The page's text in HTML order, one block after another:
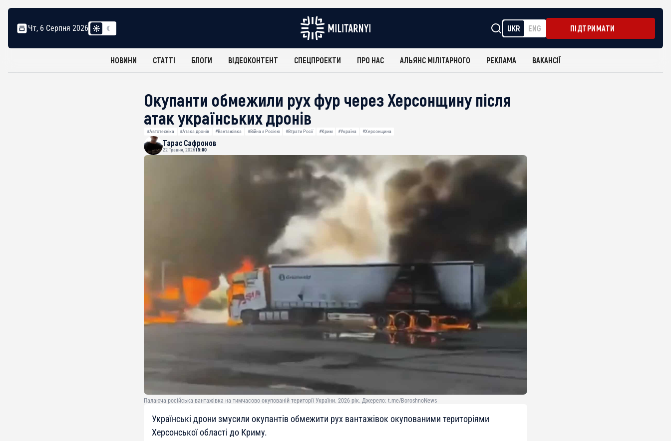
Чт, 6 Серпня 2026 UKR ENG ПІДТРИМАТИ
НОВИНИ СТАТТІ БЛОГИ ВІДЕОКОНТЕНТ СПЕЦПРОЕКТИ ПРО НАС АЛЬЯНС МІЛІТАРНОГО РЕКЛАМА ВАКАНСІЇ
Окупанти обмежили рух фур через Херсонщину після
атак українських дронів
#Автотехніка #Атака дронів #Вантажівка #Війна з Росією #Втрати Росії #Крим #Україна #Херсонщина
Тарас Сафронов
22 Травня, 202615:00
Палаюча російська вантажівка на тимчасово окупованій території України. 2026 рік. Джерело: t.me/BoroshnoNews
Українські дрони змусили окупантів обмежити рух вантажівок окупованими територіями
Херсонської області до Криму.